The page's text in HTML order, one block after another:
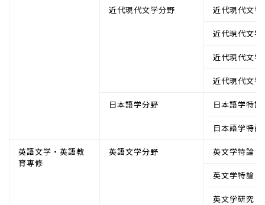
近代現代文学分野 近代現代文
近代現代文
近代現代文
近代現代文
日本語学分野 日本語学特
日本語学特
英語文学・英語教
育専修
英語文学分野 英文学特論Ⅰ
英文学特論Ⅱ
英文学研究Ⅰ